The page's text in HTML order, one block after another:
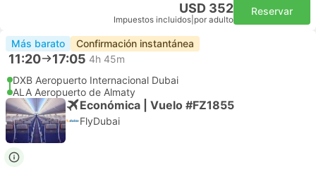
USD 352
Impuestos incluidos por adulto
Reservar
Más barato Confirmación instantánea
11:20 17:05 4h 45m
DXB Aeropuerto Internacional Dubai
ALA Aeropuerto de Almaty
Económica | Vuelo #FZ1855
FlyDubai